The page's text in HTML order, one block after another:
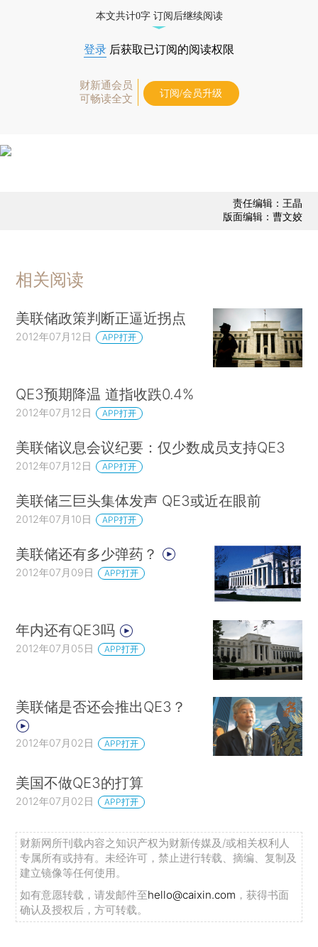
本文共计0字 订阅后继续阅读
登录 后获取已订阅的阅读权限
财新通会员
可畅读全文
订阅/会员升级
责任编辑：王晶
版面编辑：曹文姣
相关阅读
美联储政策判断正逼近拐点
2012年07月12日 APP打开
QE3预期降温 道指收跌0.4%
2012年07月12日 APP打开
美联储议息会议纪要：仅少数成员支持QE3
2012年07月12日 APP打开
美联储三巨头集体发声 QE3或近在眼前
2012年07月10日 APP打开
美联储还有多少弹药？
2012年07月09日 APP打开
年内还有QE3吗
2012年07月05日 APP打开
美联储是否还会推出QE3？
2012年07月02日 APP打开
美国不做QE3的打算
2012年07月02日 APP打开
财新网所刊载内容之知识产权为财新传媒及/或相关权利人
专属所有或持有。未经许可，禁止进行转载、摘编、复制及
建立镜像等任何使用。
如有意愿转载，请发邮件至hello@caixin.com ，获得书面
确认及授权后，方可转载。